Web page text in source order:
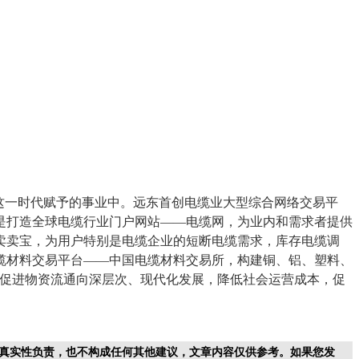
时代赋予的事业中。远东首创电缆业大型综合网络交易平
打造全球电缆行业门户网站——电缆网，为业内和需求者提供
宝，为用户特别是电缆企业的短断电缆需求，库存电缆调
料交易平台——中国电缆材料交易所，构建铜、铝、塑料、
进物资流通向深层次、现代化发展，降低社会运营成本，促
性负责，也不构成任何其他建议，文章内容仅供参考。如果您发